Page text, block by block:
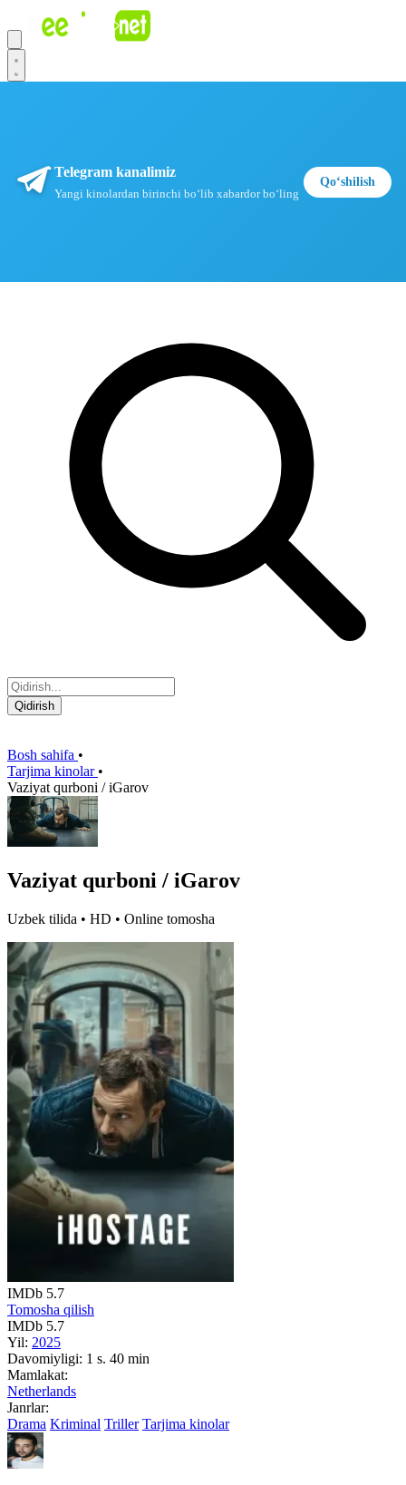
Qidirish
Bosh sahifa •
Tarjima kinolar •
Vaziyat qurboni / iGarov
Vaziyat qurboni / iGarov
Uzbek tilida • HD • Online tomosha
IMDb 5.7
Tomosha qilish
IMDb 5.7
Yil: 2025
Davomiyligi: 1 s. 40 min
Mamlakat:
Netherlands
Janrlar:
Drama Kriminal Triller Tarjima kinolar
Telegram kanalimiz
Yangi kinolardan birinchi boʻlib xabardor boʻling
Qoʻshilish